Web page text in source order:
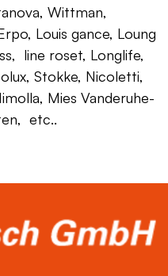
Wittman,
Louis gance, Loung
line roset, Longlife,
Stokke, Nicoletti,
Mies Vanderuhe-
etc..